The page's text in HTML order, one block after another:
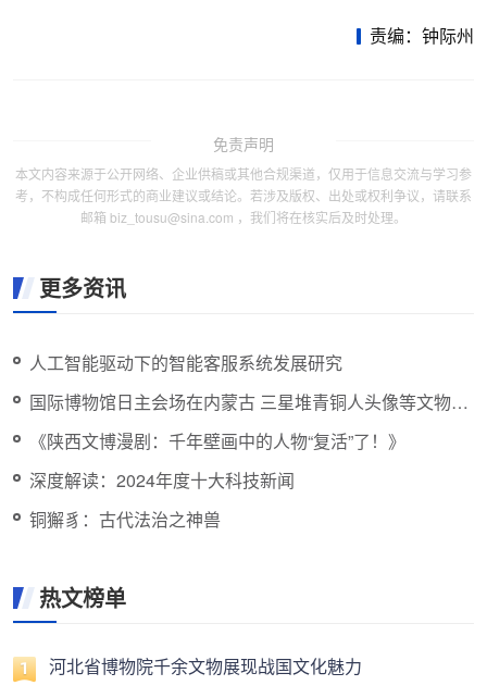
责编：钟际州
免责声明
本文内容来源于公开网络、企业供稿或其他合规渠道，仅用于信息交流与学习参
考，不构成任何形式的商业建议或结论。若涉及版权、出处或权利争议，请联系
邮箱 biz_tousu@sina.com ，我们将在核实后及时处理。
更多资讯
人工智能驱动下的智能客服系统发展研究
国际博物馆日主会场在内蒙古 三星堆青铜人头像等文物将
亮相
《陕西文博漫剧：千年壁画中的人物“复活”了！》
深度解读：2024年度十大科技新闻
铜獬豸：古代法治之神兽
热文榜单
河北省博物院千余文物展现战国文化魅力